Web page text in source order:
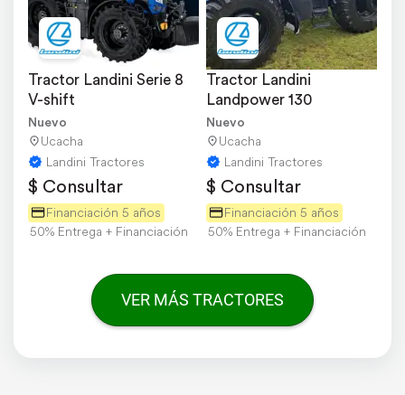
Tractor Landini Serie 8
V-shift
Nuevo
Ucacha
Landini Tractores
$ Consultar
Financiación 5 años
50% Entrega + Financiación
Tractor Landini
Landpower 130
Nuevo
Ucacha
Landini Tractores
$ Consultar
Financiación 5 años
50% Entrega + Financiación
VER MÁS TRACTORES